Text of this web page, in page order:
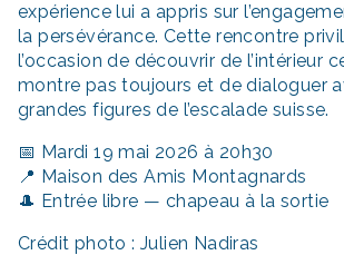
expérience lui a appris sur
la persévérance. Cette rencontre
l’occasion de découvrir de l’intérieur
montre pas toujours et de dialoguer
grandes figures de l’escalade suisse.
📅 Mardi 19 mai 2026 à 20h30
📍 Maison des Amis Montagnards
🎩 Entrée libre — chapeau à la sortie
Crédit photo : Julien Nadiras